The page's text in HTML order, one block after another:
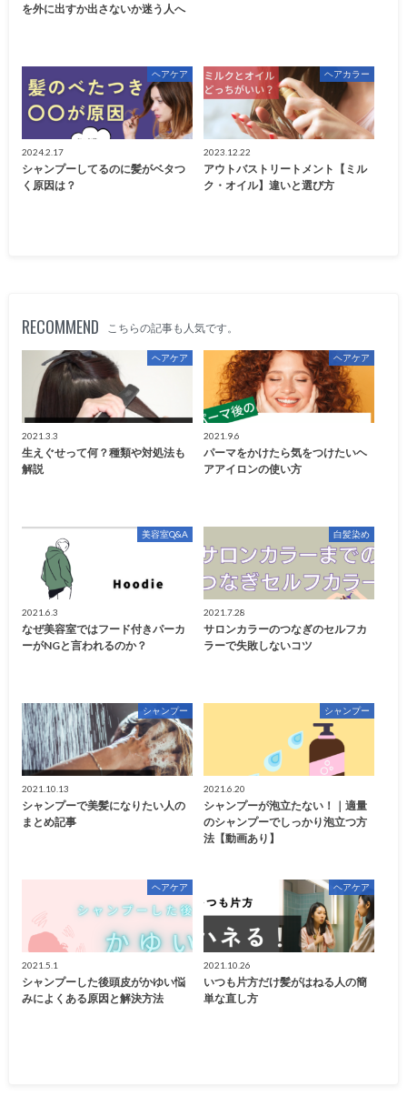
を外に出すか出さないか迷う人へ
ヘアケア
2024.2.17
シャンプーしてるのに髪がベタつ
く原因は？
ヘアカラー
2023.12.22
アウトバストリートメント【ミル
ク・オイル】違いと選び方
RECOMMEND こちらの記事も人気です。
ヘアケア
2021.3.3
生えぐせって何？種類や対処法も
解説
ヘアケア
2021.9.6
パーマをかけたら気をつけたいヘ
アアイロンの使い方
美容室Q&A
2021.6.3
なぜ美容室ではフード付きパーカ
ーがNGと言われるのか？
白髪染め
2021.7.28
サロンカラーのつなぎのセルフカ
ラーで失敗しないコツ
シャンプー
2021.10.13
シャンプーで美髪になりたい人の
まとめ記事
シャンプー
2021.6.20
シャンプーが泡立たない！｜適量
のシャンプーでしっかり泡立つ方
法【動画あり】
ヘアケア
2021.5.1
シャンプーした後頭皮がかゆい悩
みによくある原因と解決方法
ヘアケア
2021.10.26
いつも片方だけ髪がはねる人の簡
単な直し方